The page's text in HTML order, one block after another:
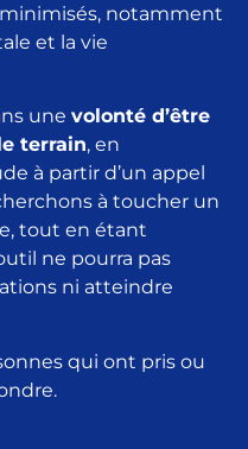
notamment
et la vie
une volonté d’être
terrain, en
à partir d’un appel
à toucher un
tout en étant
ne pourra pas
ni atteindre
qui ont pris ou